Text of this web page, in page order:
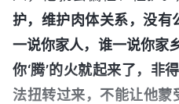
护，维护肉体关系，没
一说你家人，谁一说你家
你‘腾’的火就起来了，非
法扭转过来，不能让他蒙